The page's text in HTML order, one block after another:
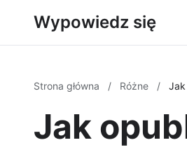
Wypowiedz się
Strona główna / Różne /
Jak